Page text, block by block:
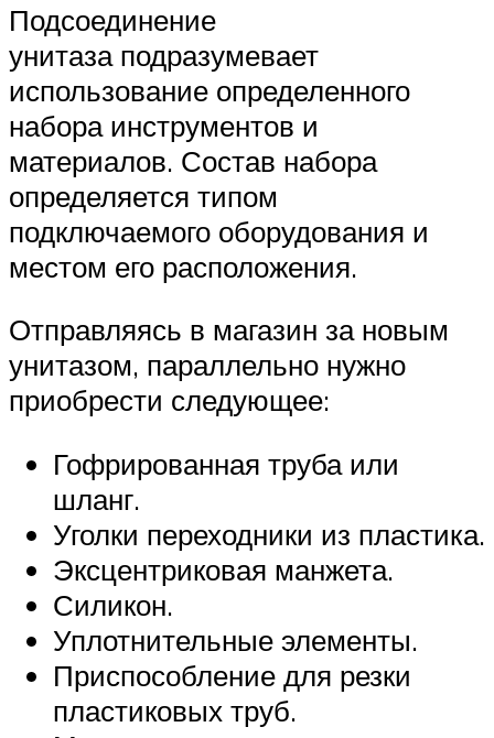
Подсоединение
унитаза подразумевает
использование определенного
набора инструментов и
материалов. Состав набора
определяется типом
подключаемого оборудования и
местом его расположения.
Отправляясь в магазин за новым
унитазом, параллельно нужно
приобрести следующее:
Гофрированная труба или
шланг.
Уголки переходники из пластика.
Эксцентриковая манжета.
Силикон.
Уплотнительные элементы.
Приспособление для резки
пластиковых труб.